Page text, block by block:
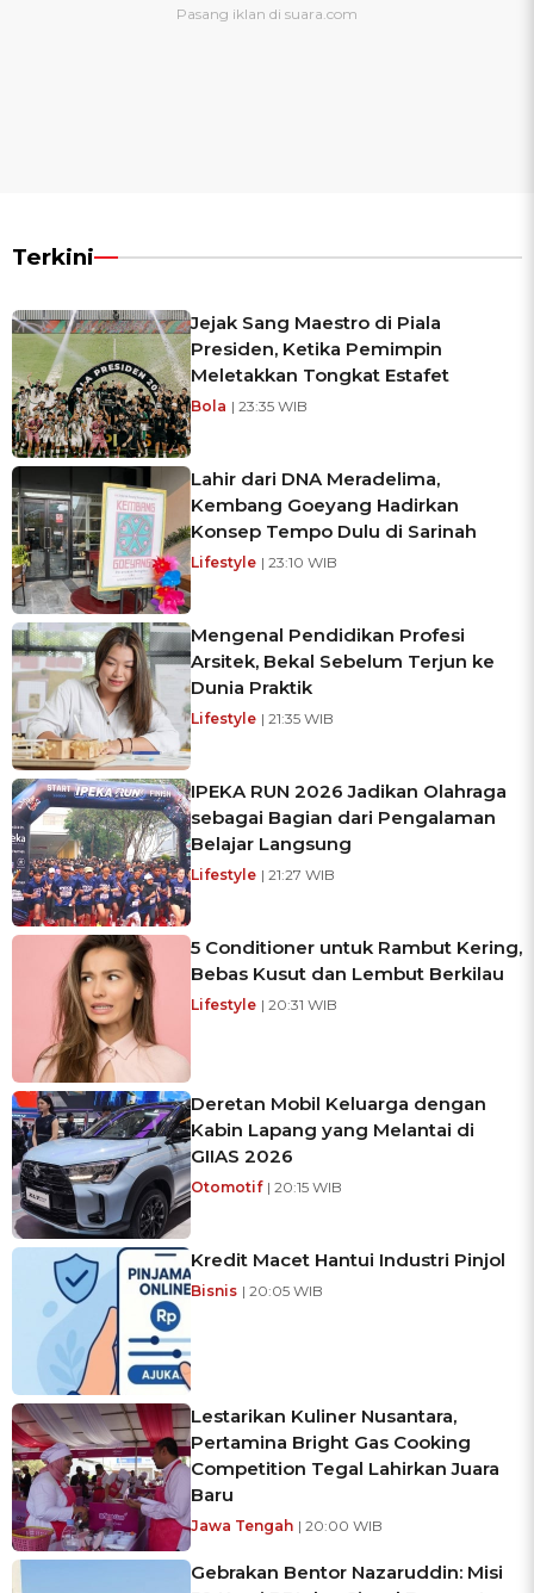
Terkini
Jejak Sang Maestro di Piala
Presiden, Ketika Pemimpin
Meletakkan Tongkat Estafet
Bola | 23:35 WIB
Lahir dari DNA Meradelima,
Kembang Goeyang Hadirkan
Konsep Tempo Dulu di Sarinah
Lifestyle | 23:10 WIB
Mengenal Pendidikan Profesi
Arsitek, Bekal Sebelum Terjun ke
Dunia Praktik
Lifestyle | 21:35 WIB
IPEKA RUN 2026 Jadikan Olahraga
sebagai Bagian dari Pengalaman
Belajar Langsung
Lifestyle | 21:27 WIB
5 Conditioner untuk Rambut Kering,
Bebas Kusut dan Lembut Berkilau
Lifestyle | 20:31 WIB
Deretan Mobil Keluarga dengan
Kabin Lapang yang Melantai di
GIIAS 2026
Otomotif | 20:15 WIB
Kredit Macet Hantui Industri Pinjol
Bisnis | 20:05 WIB
Lestarikan Kuliner Nusantara,
Pertamina Bright Gas Cooking
Competition Tegal Lahirkan Juara
Baru
Jawa Tengah | 20:00 WIB
Gebrakan Bentor Nazaruddin: Misi